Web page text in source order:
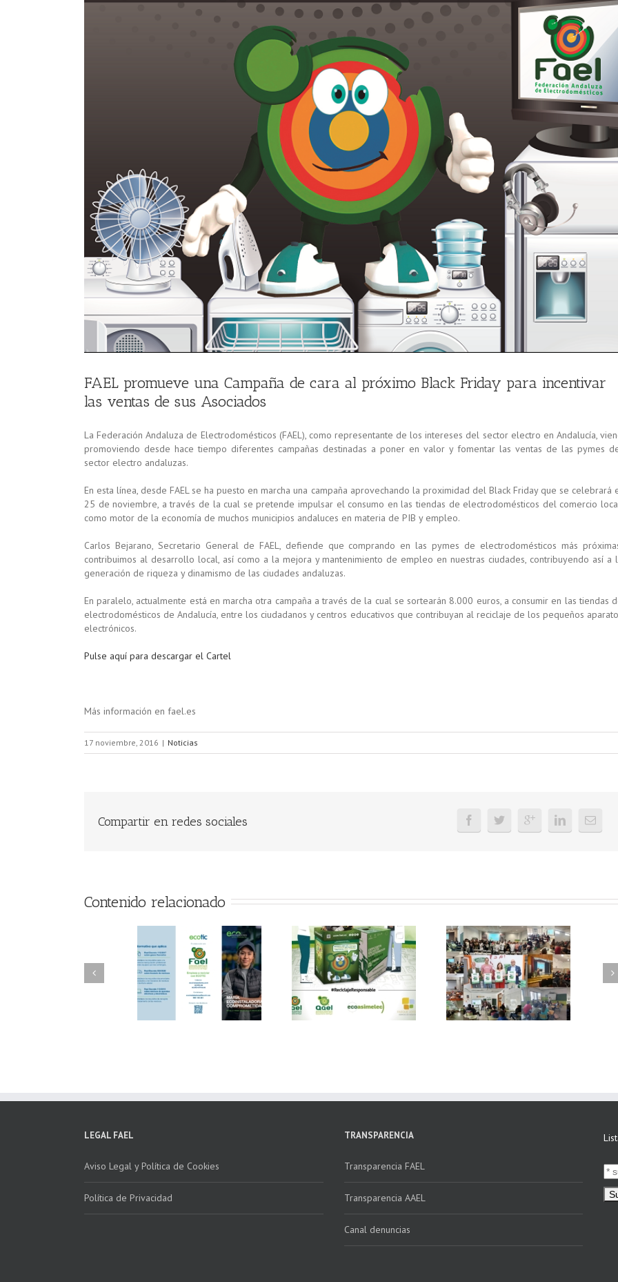
FAEL promueve una Campaña de cara al próximo Black Friday para incentivar
las ventas de sus Asociados
La Federación Andaluza de Electrodomésticos (FAEL), como representante de los intereses del sector electro en Andalucía,
promoviendo desde hace tiempo diferentes campañas destinadas a poner en valor y fomentar las ventas de las pymes
sector electro andaluzas.
En esta línea, desde FAEL se ha puesto en marcha una campaña aprovechando la proximidad del Black Friday que se celebrará
25 de noviembre, a través de la cual se pretende impulsar el consumo en las tiendas de electrodomésticos del comercio
como motor de la economía de muchos municipios andaluces en materia de PIB y empleo.
Carlos Bejarano, Secretario General de FAEL, defiende que comprando en las pymes de electrodomésticos más
contribuimos al desarrollo local, así como a la mejora y mantenimiento de empleo en nuestras ciudades, contribuyendo así a
generación de riqueza y dinamismo de las ciudades andaluzas.
En paralelo, actualmente está en marcha otra campaña a través de la cual se sortearán 8.000 euros, a consumir en las tiendas
electrodomésticos de Andalucía, entre los ciudadanos y centros educativos que contribuyan al reciclaje de los pequeños
electrónicos.
Pulse aquí para descargar el Cartel
Más información en fael.es
17 noviembre, 2016 | Noticias
Compartir en redes sociales
Contenido relacionado
FAEL/AAEL y
FAEL, Ecoasimelec y
Parque Joyero
Córdoba, colaboran
FAEL, junto con
Ecoasimelec, visitan
16 centros
Verde”
Ya disponible el
vídeo Webinar
«Facturación
LEGAL FAEL
Aviso Legal y Política de Cookies
Política de Privacidad
TRANSPARENCIA
Transparencia FAEL
Transparencia AAEL
Canal denuncias